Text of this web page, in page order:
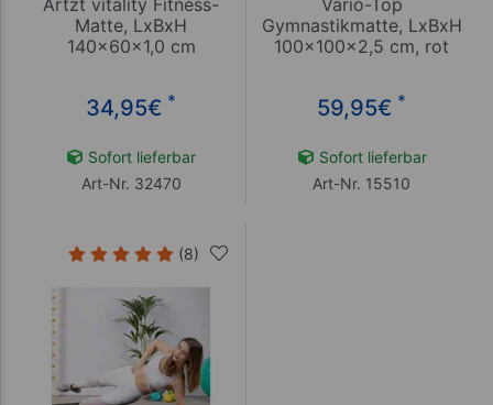
Matte, LxBxH
140x60x1,0 cm
34,95€ *
Sofort lieferbar
Art-Nr. 32470
Gymnastikmatte, LxBxH
100x100x2,5 cm, rot
59,95€ *
Sofort lieferbar
Art-Nr. 15510
(8)